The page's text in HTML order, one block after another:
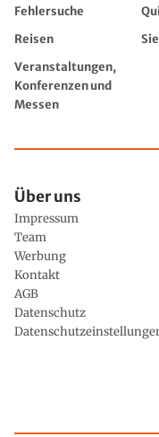
Fehlersuche
Reisen
Veranstaltungen,
Konferenzen und
Messen
Über uns
Impressum
Team
Werbung
Kontakt
AGB
Datenschutz